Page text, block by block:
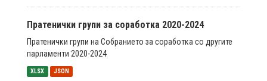
Пратенички групи за соработка 2020-2024
Пратенички групи на Собранието за соработка со другите
парламенти 2020-2024
XLSX JSON